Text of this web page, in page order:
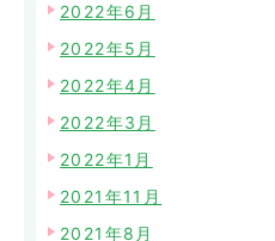
2022年6月
2022年5月
2022年4月
2022年3月
2022年1月
2021年11月
2021年8月